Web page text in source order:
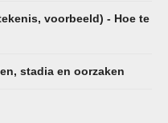
voorbeeld) - Hoe te
stadia en oorzaken